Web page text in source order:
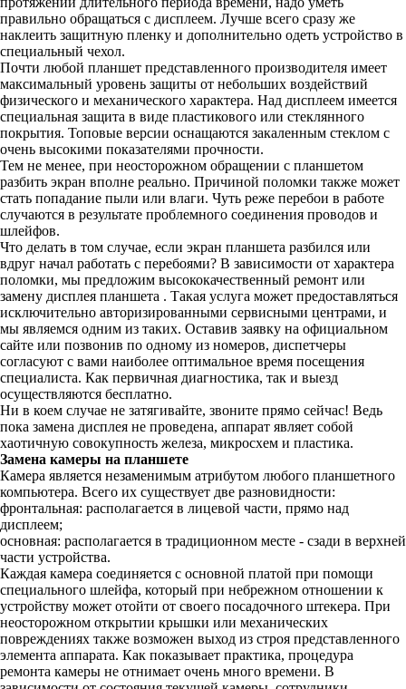
правильно обращаться с дисплеем. Лучше всего сразу же
наклеить защитную пленку и дополнительно одеть устройство в
специальный чехол.
Почти любой планшет представленного производителя имеет
максимальный уровень защиты от небольших воздействий
физического и механического характера. Над дисплеем имеется
специальная защита в виде пластикового или стеклянного
покрытия. Топовые версии оснащаются закаленным стеклом с
очень высокими показателями прочности.
Тем не менее, при неосторожном обращении с планшетом
разбить экран вполне реально. Причиной поломки также может
стать попадание пыли или влаги. Чуть реже перебои в работе
случаются в результате проблемного соединения проводов и
шлейфов.
Что делать в том случае, если экран планшета разбился или
вдруг начал работать с перебоями? В зависимости от характера
поломки, мы предложим высококачественный ремонт или
замену дисплея планшета . Такая услуга может предоставляться
исключительно авторизированными сервисными центрами, и
мы являемся одним из таких. Оставив заявку на официальном
сайте или позвонив по одному из номеров, диспетчеры
согласуют с вами наиболее оптимальное время посещения
специалиста. Как первичная диагностика, так и выезд
осуществляются бесплатно.
Ни в коем случае не затягивайте, звоните прямо сейчас! Ведь
пока замена дисплея не проведена, аппарат являет собой
хаотичную совокупность железа, микросхем и пластика.
Замена камеры на планшете
Камера является незаменимым атрибутом любого планшетного
компьютера. Всего их существует две разновидности:
фронтальная: располагается в лицевой части, прямо над
дисплеем;
основная: располагается в традиционном месте - сзади в верхней
части устройства.
Каждая камера соединяется с основной платой при помощи
специального шлейфа, который при небрежном отношении к
устройству может отойти от своего посадочного штекера. При
неосторожном открытии крышки или механических
повреждениях также возможен выход из строя представленного
элемента аппарата. Как показывает практика, процедура
ремонта камеры не отнимает очень много времени. В